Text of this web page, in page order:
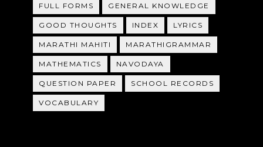
FULL FORMS GENERAL KNOWLEDGE
GOOD THOUGHTS INDEX LYRICS
MARATHI MAHITI MARATHIGRAMMAR
MATHEMATICS NAVODAYA
QUESTION PAPER SCHOOL RECORDS
VOCABULARY